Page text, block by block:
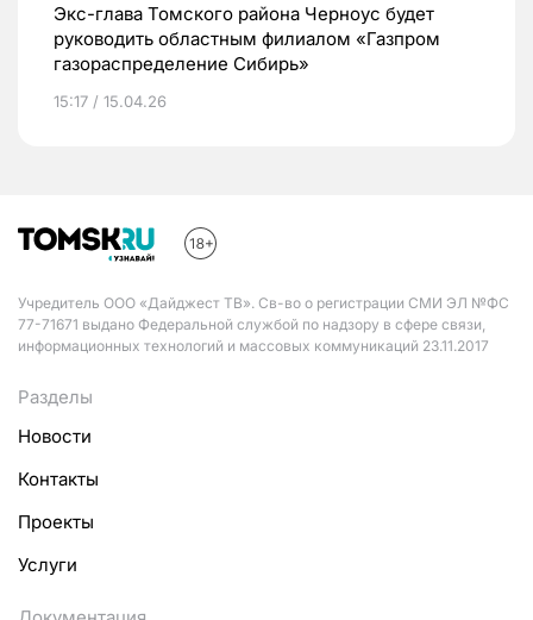
Экс-глава Томского района Черноус будет
руководить областным филиалом «Газпром
газораспределение Сибирь»
15:17 / 15.04.26
Учредитель ООО «Дайджест ТВ». Св-во о регистрации СМИ ЭЛ №ФС
77-71671 выдано Федеральной службой по надзору в сфере связи,
информационных технологий и массовых коммуникаций 23.11.2017
Разделы
Новости
Контакты
Проекты
Услуги